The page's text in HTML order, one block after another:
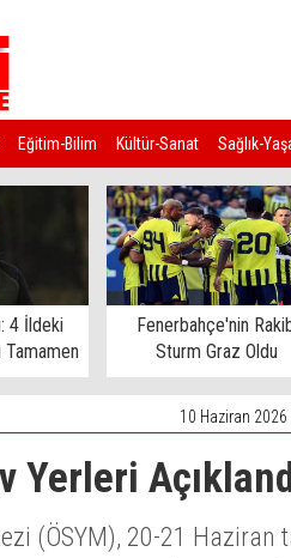
Eğitim-Bilim Kültür-Sanat Sağlık-
4 İldeki
Tamamen
Fenerbahçe'nin
Sturm Graz Oldu
10 Haziran
Yerleri
(ÖSYM), 20-21 Haziran